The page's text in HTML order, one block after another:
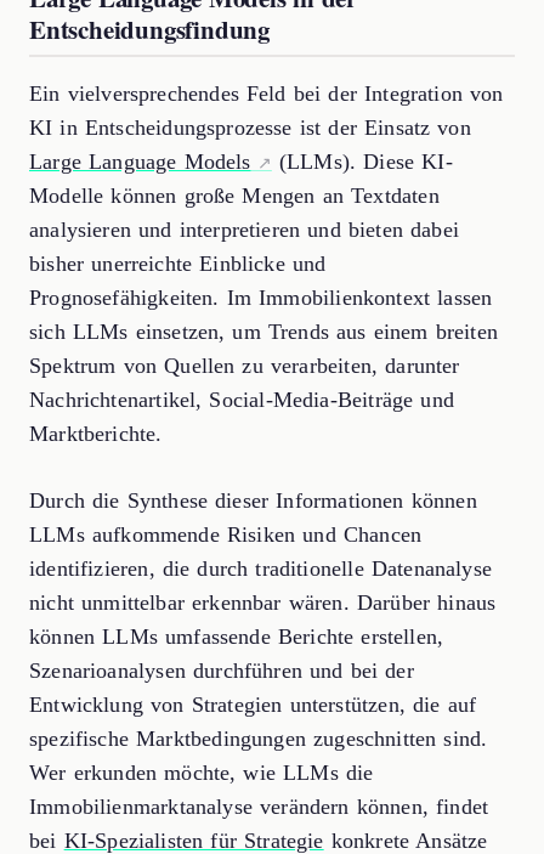
Entscheidungsfindung
Ein vielversprechendes Feld bei der Integration von
KI in Entscheidungsprozesse ist der Einsatz von
Large Language Models
(LLMs). Diese KI-
Modelle können große Mengen an Textdaten
analysieren und interpretieren und bieten dabei
bisher unerreichte Einblicke und
Prognosefähigkeiten. Im Immobilienkontext lassen
sich LLMs einsetzen, um Trends aus einem breiten
Spektrum von Quellen zu verarbeiten, darunter
Nachrichtenartikel, Social-Media-Beiträge und
Marktberichte.
Durch die Synthese dieser Informationen können
LLMs aufkommende Risiken und Chancen
identifizieren, die durch traditionelle Datenanalyse
nicht unmittelbar erkennbar wären. Darüber hinaus
können LLMs umfassende Berichte erstellen,
Szenarioanalysen durchführen und bei der
Entwicklung von Strategien unterstützen, die auf
spezifische Marktbedingungen zugeschnitten sind.
Wer erkunden möchte, wie LLMs die
Immobilienmarktanalyse verändern können, findet
bei KI-Spezialisten für Strategie konkrete Ansätze